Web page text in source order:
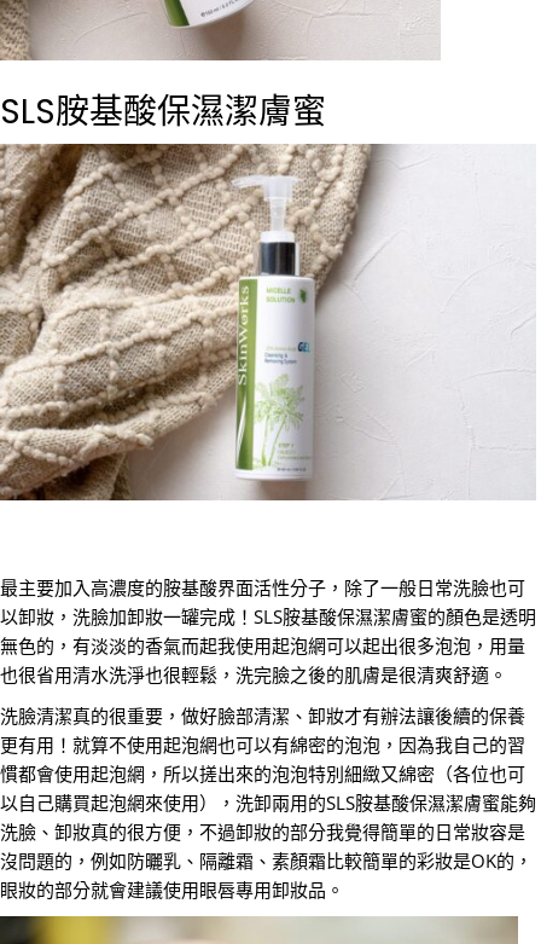
SLS胺基酸保濕潔膚蜜
最主要加入高濃度的胺基酸界面活性分子，除了一般日常洗臉也可
以卸妝，洗臉加卸妝一罐完成！SLS胺基酸保濕潔膚蜜的顏色是透明
無色的，有淡淡的香氣而起我使用起泡網可以起出很多泡泡，用量
也很省用清水洗淨也很輕鬆，洗完臉之後的肌膚是很清爽舒適。
洗臉清潔真的很重要，做好臉部清潔、卸妝才有辦法讓後續的保養
更有用！就算不使用起泡網也可以有綿密的泡泡，因為我自己的習
慣都會使用起泡網，所以搓出來的泡泡特別細緻又綿密（各位也可
以自己購買起泡網來使用），洗卸兩用的SLS胺基酸保濕潔膚蜜能夠
洗臉、卸妝真的很方便，不過卸妝的部分我覺得簡單的日常妝容是
沒問題的，例如防曬乳、隔離霜、素顏霜比較簡單的彩妝是OK的，
眼妝的部分就會建議使用眼唇專用卸妝品。